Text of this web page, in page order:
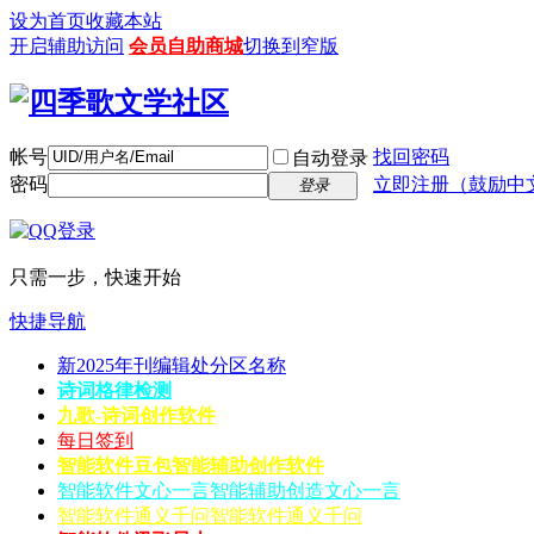
设为首页收藏本站
开启辅助访问 会员自助商城切换到窄版
帐号 自动登录 找回密码
密码
登录 立即注册（鼓励中
只需一步，快速开始
快捷导航
新2025年刊编辑处分区名称
诗词格律检测
九歌-诗词创作软件
每日签到
智能软件豆包智能辅助创作软件
智能软件文心一言智能辅助创造文心一言
智能软件通义千问智能软件通义千问